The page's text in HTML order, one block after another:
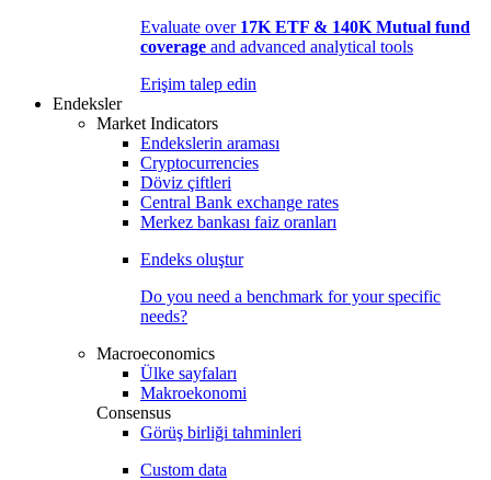
Evaluate over 17K ETF & 140K Mutual fund
coverage and advanced analytical tools
Erişim talep edin
Endeksler
Market Indicators
Endekslerin araması
Cryptocurrencies
Döviz çiftleri
Central Bank exchange rates
Merkez bankası faiz oranları
Endeks oluştur
Do you need a benchmark for your specific
needs?
Macroeconomics
Ülke sayfaları
Makroekonomi
Consensus
Görüş birliği tahminleri
Custom data